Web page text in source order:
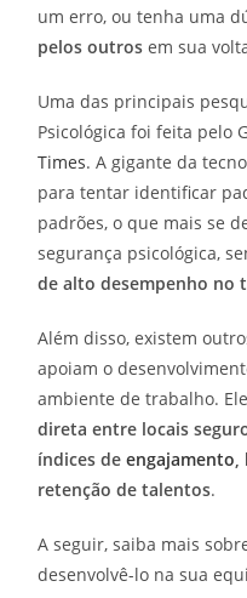
um erro, ou tenha uma
pelos outros em sua
Uma das principais
Psicológica foi feita pelo
Times. A gigante da
para tentar identificar
padrões, o que mais se
segurança psicológica,
de alto desempenho no
Além disso, existem
apoiam o
ambiente de trabalho.
direta entre locais
índices deengajamento,
retenção de talentos.
A seguir, saiba mais
desenvolvê-lo na sua